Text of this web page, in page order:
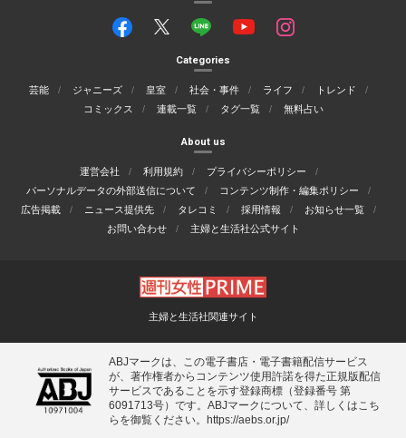
Categories
芸能 ジャニーズ 皇室 社会・事件 ライフ
トレンド
コミックス
連載一覧 タグ一覧 無料占い
About us
運営会社 利用規約
プライバシーポリシー
パーソナルデータの外部送信について
コンテンツ制作・編集ポリシー
広告掲載
ニュース提供先 タレコミ 採用情報
お知らせ一覧
お問い合わせ
主婦と生活社公式サイト
主婦と生活社関連サイト
ABJマークは、この電子書店・電子書籍配信サービス
が、著作権者からコンテンツ使用許諾を得た正規版配信
サービスであることを示す登録商標（登録番号 第
6091713号）です。ABJマークについて、詳しくはこち
らを御覧ください。 https://aebs.or.jp/